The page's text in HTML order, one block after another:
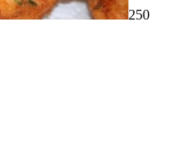
250